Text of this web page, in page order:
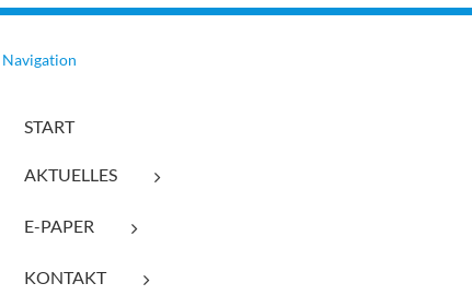
Navigation
START
AKTUELLES
E-PAPER
KONTAKT